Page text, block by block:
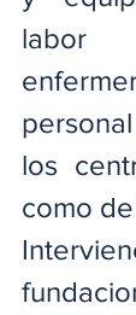
labor
los
como